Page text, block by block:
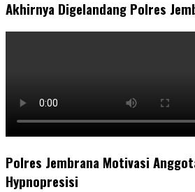
Akhirnya Digelandang Polres
Polres Jembrana Motivasi
Hypnopresisi